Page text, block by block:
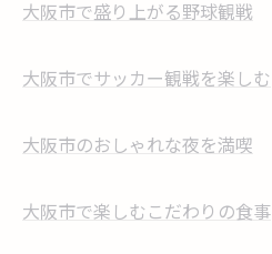
大阪市で盛り上がる野球観戦
大阪市でサッカー観戦を楽しむ
大阪市のおしゃれな夜を満喫
大阪市で楽しむこだわりの食事